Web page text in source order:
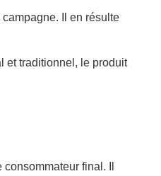
Il en résulte
et traditionnel, le produit
final. Il